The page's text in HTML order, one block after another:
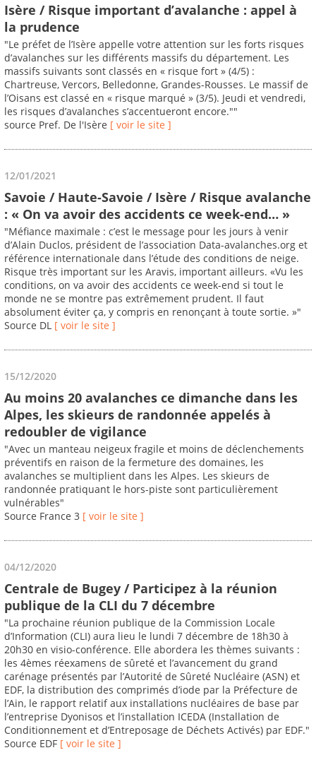
Isère / Risque important d’avalanche : appel à
la prudence
"Le préfet de l’Isère appelle votre attention sur les forts risques
d’avalanches sur les différents massifs du département. Les
massifs suivants sont classés en « risque fort » (4/5) :
Chartreuse, Vercors, Belledonne, Grandes-Rousses. Le massif de
l’Oisans est classé en « risque marqué » (3/5). Jeudi et vendredi,
les risques d’avalanches s’accentueront encore.""
source Pref. De l'Isère [ voir le site ]
12/01/2021
Savoie / Haute-Savoie / Isère / Risque avalanche
: « On va avoir des accidents ce week-end… »
"Méfiance maximale : c’est le message pour les jours à venir
d’Alain Duclos, président de l’association Data-avalanches.org et
référence internationale dans l’étude des conditions de neige.
Risque très important sur les Aravis, important ailleurs. «Vu les
conditions, on va avoir des accidents ce week-end si tout le
monde ne se montre pas extrêmement prudent. Il faut
absolument éviter ça, y compris en renonçant à toute sortie. »"
Source DL [ voir le site ]
15/12/2020
Au moins 20 avalanches ce dimanche dans les
Alpes, les skieurs de randonnée appelés à
redoubler de vigilance
"Avec un manteau neigeux fragile et moins de déclenchements
préventifs en raison de la fermeture des domaines, les
avalanches se multiplient dans les Alpes. Les skieurs de
randonnée pratiquant le hors-piste sont particulièrement
vulnérables"
Source France 3 [ voir le site ]
04/12/2020
Centrale de Bugey / Participez à la réunion
publique de la CLI du 7 décembre
"La prochaine réunion publique de la Commission Locale
d’Information (CLI) aura lieu le lundi 7 décembre de 18h30 à
20h30 en visio-conférence. Elle abordera les thèmes suivants :
les 4èmes réexamens de sûreté et l’avancement du grand
carénage présentés par l’Autorité de Sûreté Nucléaire (ASN) et
EDF, la distribution des comprimés d’iode par la Préfecture de
l’Ain, le rapport relatif aux installations nucléaires de base par
l’entreprise Dyonisos et l’installation ICEDA (Installation de
Conditionnement et d’Entreposage de Déchets Activés) par EDF."
Source EDF [ voir le site ]